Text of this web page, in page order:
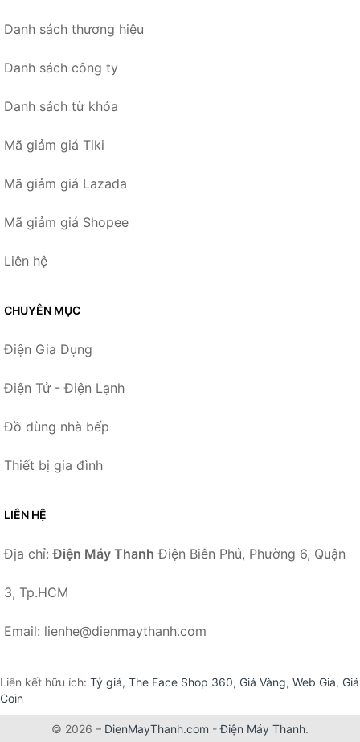
Danh sách thương hiệu
Danh sách công ty
Danh sách từ khóa
Mã giảm giá Tiki
Mã giảm giá Lazada
Mã giảm giá Shopee
Liên hệ
CHUYÊN MỤC
Điện Gia Dụng
Điện Tử - Điện Lạnh
Đồ dùng nhà bếp
Thiết bị gia đình
LIÊN HỆ
Địa chỉ:Điện Máy Thanh Điện Biên Phủ, Phường 6, Quận
3, Tp.HCM
Email: lienhe@dienmaythanh.com
Liên kết hữu ích: Tỷ giá, The Face Shop 360, Giá Vàng, Web Giá, Giá
Coin
© 2026 – DienMayThanh.com -Điện Máy Thanh.